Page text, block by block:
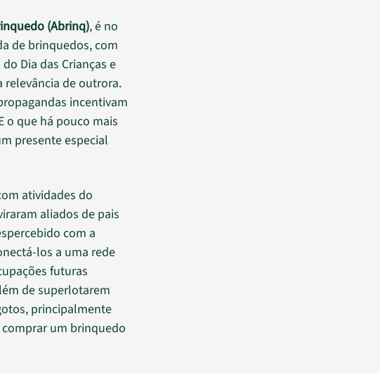
(Abrinq), é no
de brinquedos, com
Dia das Crianças e
relevância de outrora.
incentivam
o que há pouco mais
presente especial
atividades do
aliados de pais
com a
los a uma rede
futuras
de superlotarem
principalmente
um brinquedo